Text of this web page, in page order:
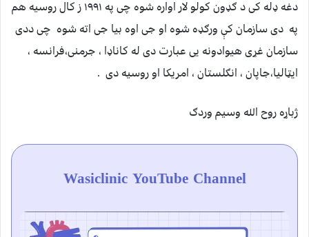
دغه ډله کی د ګډون کولو لار اواره شوه چی په ۱۹۹۱ ز کال روسیه هم
په دی سازمان کې ورګډه شوه او جی اوه بیا جی اته شوه چی ددی
سازمان غړی هیوادونه یی عبارت دی له کاناډا ، جرمنی،فرانسه ،
ایټالیا،جاپان ، انګلستان ، امریکا او روسیه دی .
ژباړه روح الله وسیم وردګ
Wasiclinic YouTube Channel